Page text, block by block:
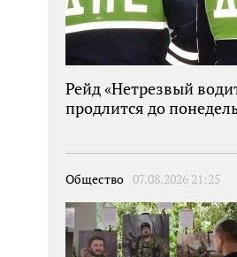
Рейд «Нетрезвый
продлится до
Общество 07.08.2026 21:25